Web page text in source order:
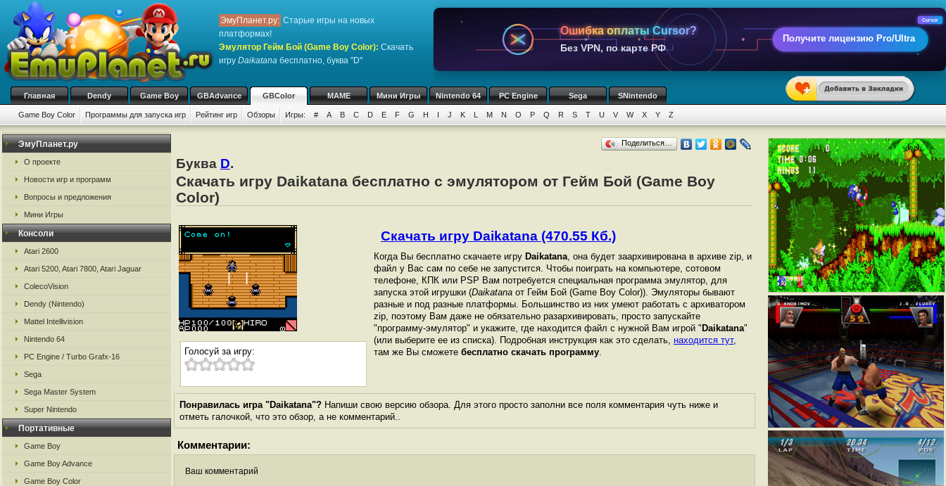
ЭмуПланет.ру: Старые игры на новых
платформах!
Эмулятор Гейм Бой (Game Boy Color): Скачать
игру Daikatana бесплатно, буква "D"
Ошибка оплаты Cursor?
Без VPN, по карте РФ
Получите лицензию Pro/Ultra
Cursor
Главная Dendy Game Boy GBAdvance GBColor MAME Мини Игры Nintendo 64 PC Engine Sega SNintendo
Game Boy Color Программы для запуска игр Рейтинг игр Обзоры Игры: # A B C D E F G H I J K L M N O P Q R S T U V W X Y Z
ЭмуПланет.ру
О проекте
Новости игр и программ
Вопросы и предложения
Мини Игры
Консоли
Atari 2600
Atari 5200, Atari 7800, Atari Jaguar
ColecoVision
Dendy (Nintendo)
Mattel Intellivision
Nintendo 64
PC Engine / Turbo Grafx-16
Sega
Sega Master System
Super Nintendo
Портативные
Game Boy
Game Boy Advance
Game Boy Color
Поделиться…
Буква D.
Скачать игру Daikatana бесплатно с эмулятором от Гейм Бой (Game Boy
Color)
Голосуй за игру:
Скачать игру Daikatana (470.55 Кб.)
Когда Вы бесплатно скачаете игру Daikatana, она будет заархивирована в архиве zip, и
файл у Вас сам по себе не запустится. Чтобы поиграть на компьютере, сотовом
телефоне, КПК или PSP Вам потребуется специальная программа эмулятор, для
запуска этой игрушки (Daikatana от Гейм Бой (Game Boy Color)). Эмуляторы бывают
разные и под разные платформы. Большинство из них умеют работать с архиватором
zip, поэтому Вам даже не обязательно разархивировать, просто запускайте
"программу-эмулятор" и укажите, где находится файл с нужной Вам игрой " Daikatana"
(или выберите ее из списка). Подробная инструкция как это сделать, находится тут,
там же Вы сможете бесплатно скачать программу.
Понравилась игра "Daikatana"? Напиши свою версию обзора. Для этого просто заполни все поля комментария чуть ниже и
отметь галочкой, что это обзор, а не комментарий..
Комментарии:
Ваш комментарий